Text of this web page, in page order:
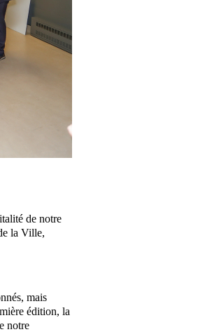
de notre
la Ville,
mais
édition, la
notre